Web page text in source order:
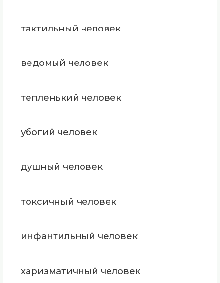
тактильный человек
ведомый человек
тепленький человек
убогий человек
душный человек
токсичный человек
инфантильный человек
харизматичный человек